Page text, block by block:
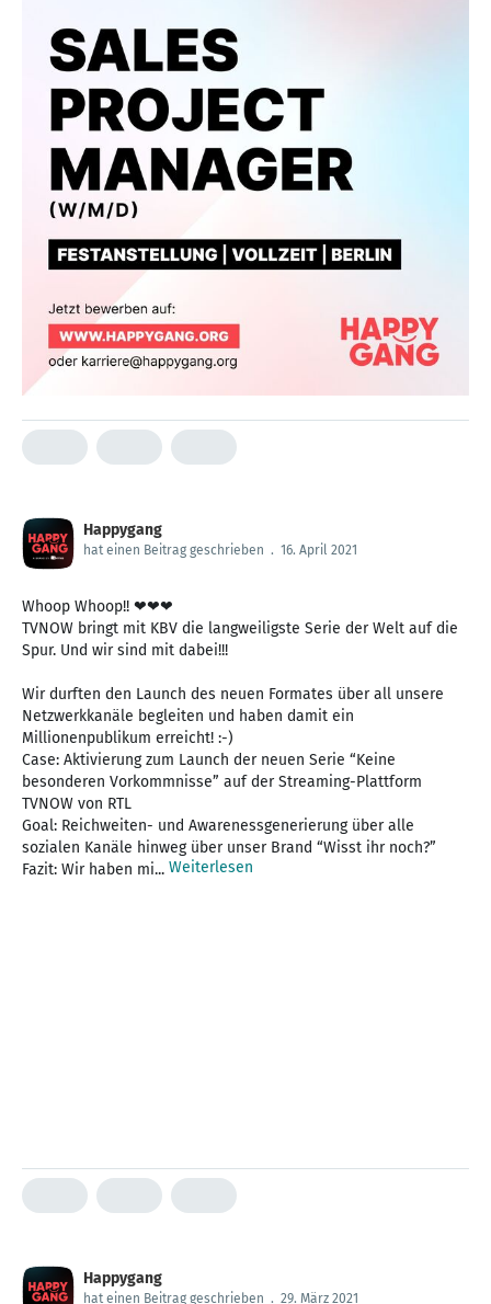
Happygang
hat einen Beitrag geschrieben . 16. April 2021
Whoop Whoop!! ❤❤❤
TVNOW bringt mit KBV die langweiligste Serie der Welt auf die
Spur. Und wir sind mit dabei!!!
Wir durften den Launch des neuen Formates über all unsere
Netzwerkkanäle begleiten und haben damit ein
Millionenpublikum erreicht! :-)
Case: Aktivierung zum Launch der neuen Serie “Keine
besonderen Vorkommnisse” auf der Streaming-Plattform
TVNOW von RTL
Goal: Reichweiten- und Awarenessgenerierung über alle
sozialen Kanäle hinweg über unser Brand “Wisst ihr noch?”
Fazit: Wir haben mi... Weiterlesen
Happygang
hat einen Beitrag geschrieben . 29. März 2021